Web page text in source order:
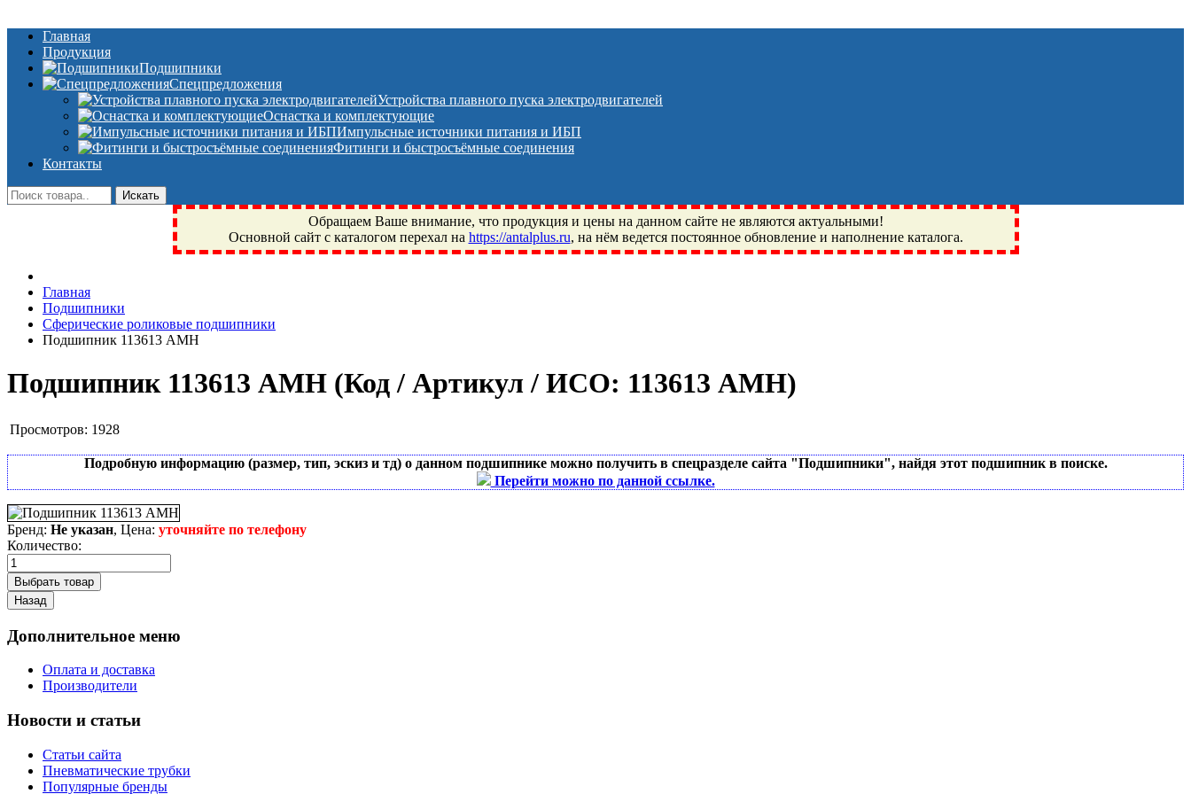
Главная
Продукция
Подшипники
Спецпредложения
Устройства плавного пуска электродвигателей
Оснастка и комплектующие
Импульсные источники питания и ИБП
Фитинги и быстросъёмные соединения
Контакты
Обращаем Ваше внимание, что продукция и цены на данном сайте не являются актуальными!
Основной сайт с каталогом перехал на https://antalplus.ru, на нём ведется постоянное обновление и наполнение каталога.
Фрязино, Антал+, плюс, Свердловский, Загорянский, Юбилейный, Щелково, Москва, Пушкино, Королёв, Балашиха, Фряново, Монино, Ивантеевка, подшипники, пневматика, метизы,
техника, сварочные аппараты, NIS, NSK, JED, KPT, NXZ, ГПЗ, Neutral, WHX, ZWZ, CRAFT, СПЗ-4, NECTECH, KG, LQY, DPI, BSN, SPZ, РФ, BMZ, ХАРП, CX, РОЛТОМ, APZ, FBJ, KYK,
NTN, SKF, купить, заказать
Главная
Подшипники
Сферические роликовые подшипники
Подшипник 113613 АМН
Подшипник 113613 АМН (Код / Артикул / ИСО: 113613 АМН)
Просмотров: 1928
Подробную информацию (размер, тип, эскиз и тд) о данном подшипнике можно получить в спецразделе сайта "Подшипники", найдя этот подшипник в поиске.
Перейти можно по данной ссылке.
Бренд: Не указан, Цена: уточняйте по телефону
Количество:
Дополнительное меню
Оплата и доставка
Производители
Новости и статьи
Статьи сайта
Пневматические трубки
Популярные бренды